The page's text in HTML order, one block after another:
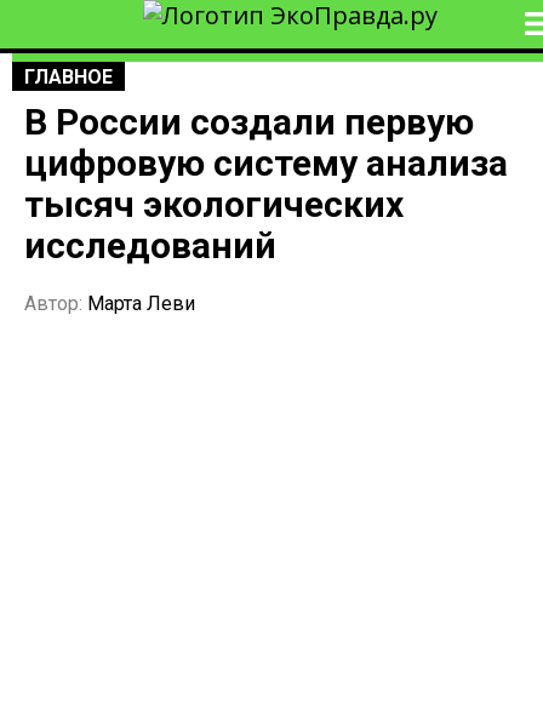
ГЛАВНОЕ
В России создали первую
цифровую систему анализа
тысяч экологических
исследований
Автор: Марта Леви